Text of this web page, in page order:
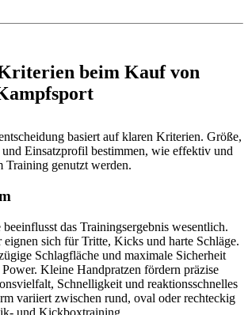
beim Kauf von
basiert auf klaren Kriterien. Größe,
Einsatzprofil bestimmen, wie effektiv und
Training genutzt werden.
das Trainingsergebnis wesentlich.
eignen sich für Tritte, Kicks und harte Schläge.
Schlagfläche und maximale Sicherheit
Kleine Handpratzen fördern präzise
Schnelligkeit und reaktionsschnelles
variiert zwischen rund, oval oder rechteckig
und Kickboxtraining.